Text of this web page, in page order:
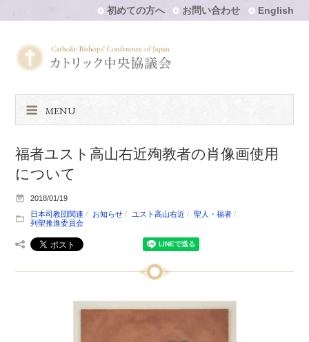
初めての方へ お問い合わせ English
MENU
福者ユスト高山右近殉教者の肖像画使用
について
2018/01/19
日本司教団関連
お知らせ ユスト高山右近
聖人・福者
列聖推進委員会